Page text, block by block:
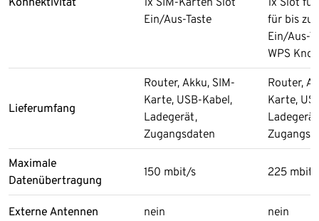
Ein/Aus-Taste
für bis zu
Ein/Aus-
WPS
Lieferumfang
Router, Akku, SIM-
Karte, USB-Kabel,
Ladegerät,
Zugangsdaten
Router,
Karte,
Maximale
Datenübertragung
150 mbit/s 225 mbit/
Externe Antennen nein nein